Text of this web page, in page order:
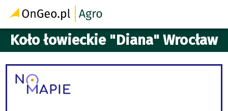
Koło łowieckie "Diana" Wrocław